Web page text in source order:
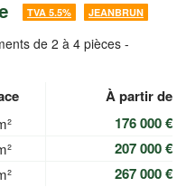
TVA 5.5% JEANBRUN
de 2 à 4 pièces -
À partir de
176 000 €
207 000 €
267 000 €